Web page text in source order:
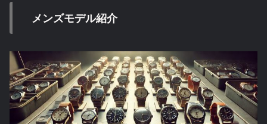
メンズモデル紹介